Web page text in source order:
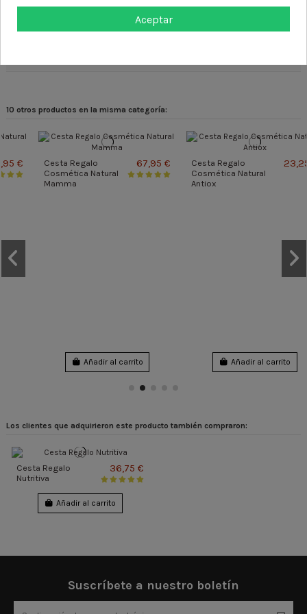
10 otros productos en la misma categoría:
67,95 €
Cesta Regalo
Cosmética Natural
Antiox
23,25 €
Añadir al carrito Añadir al carrito
Los clientes que adquirieron este producto también compraron:
Cesta Regalo
Nutritiva
36,75 €
Añadir al carrito
Suscríbete a nuestro boletín
Aceptar